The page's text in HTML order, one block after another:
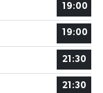
19:00
19:00
21:30
21:30